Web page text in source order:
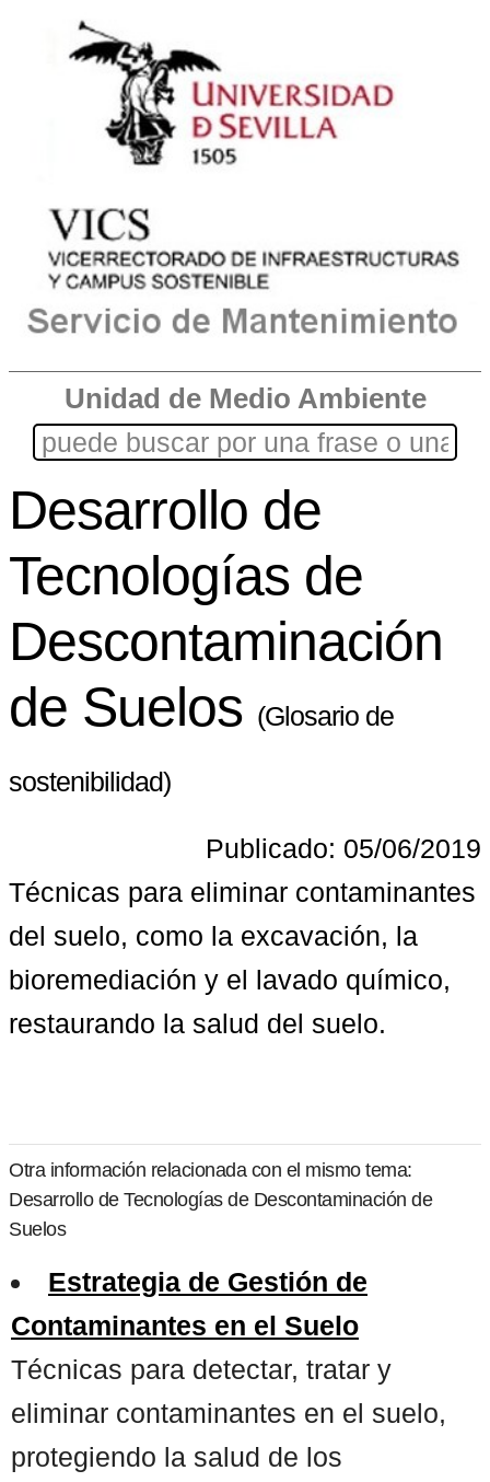
Unidad de Medio Ambiente
Desarrollo de
Tecnologías de
Descontaminación
de Suelos (Glosario de
sostenibilidad)
Publicado: 05/06/2019
Técnicas para eliminar contaminantes
del suelo, como la excavación, la
bioremediación y el lavado químico,
restaurando la salud del suelo.
Otra información relacionada con el mismo tema:
Desarrollo de Tecnologías de Descontaminación de
Suelos
Estrategia de Gestión de
Contaminantes en el Suelo
Técnicas para detectar, tratar y
eliminar contaminantes en el suelo,
protegiendo la salud de los